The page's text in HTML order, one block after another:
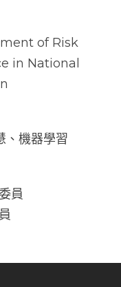
of Risk
in National
、機器學習
員